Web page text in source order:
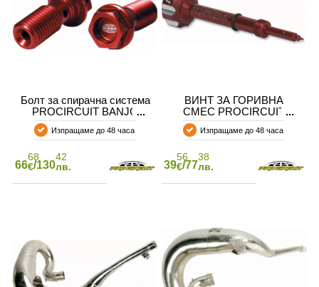
Болт за спирачна система
PROCIRCUIT BANJO
BOLT & WASHER KIT
Изпращаме до 48 часа
66
68
€/130
42
лв.
ВИНТ ЗА ГОРИВНА
СМЕС PROCIRCUIT
SCREW FUEL MIXTURE
Изпращаме до 48 часа
39
56
€/77
38
лв.